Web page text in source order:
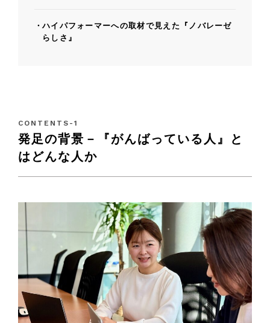
ハイパフォーマーへの取材で見えた『ノバレーゼ
らしさ』
発足の背景－『がんばっている人』と
はどんな人か